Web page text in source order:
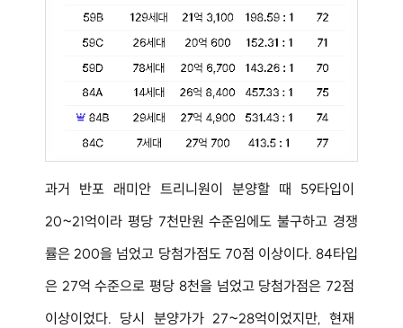
과거 반포 래미안 트리니원이 분양할 때 59타입이
20~21억이라 평당 7천만원 수준임에도 불구하고 경쟁
률은 200을 넘었고 당첨가점도 70점 이상이다. 84타입
은 27억 수준으로 평당 8천을 넘었고 당첨가점은 72점
이상이었다. 당시 분양가가 27~28억이었지만, 현재